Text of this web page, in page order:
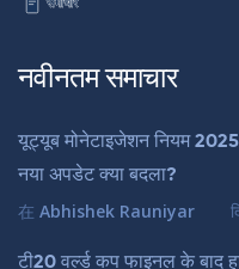
नवीनतम समाचार
यूट्यूब मोनेटाइजेशन नियम
नया अपडेट क्या बदला?
在 Abhishek Rauniyar
टी20 वर्ल्ड कप फाइनल के बाद